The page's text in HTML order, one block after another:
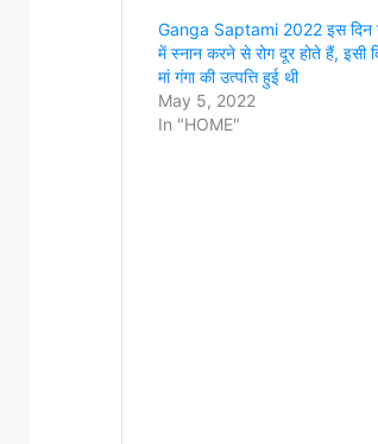
Ganga Saptami 2022 इस दिन
में स्नान करने से रोग दूर होते हैं, इसी
मां गंगा की उत्पत्ति हुई थी
May 5, 2022
In "HOME"